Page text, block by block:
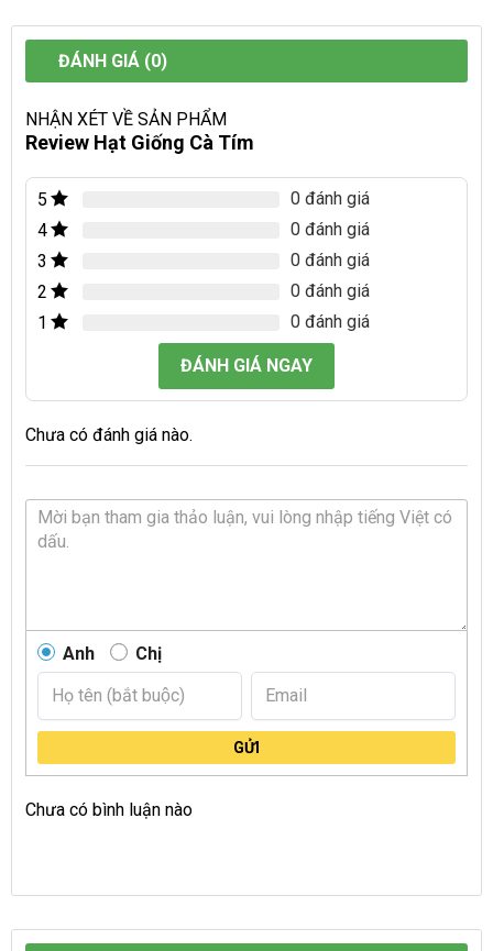
ĐÁNH GIÁ (0)
NHẬN XÉT VỀ SẢN PHẨM
Review Hạt Giống Cà Tím
5
0 đánh giá
4
0 đánh giá
3
0 đánh giá
2
0 đánh giá
1
0 đánh giá
ĐÁNH GIÁ NGAY
Chưa có đánh giá nào.
Anh Chị
GỬI
Chưa có bình luận nào